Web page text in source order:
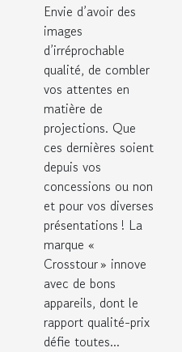
Envie d’avoir des
images
d’irréprochable
qualité, de combler
vos attentes en
matière de
projections. Que
ces dernières soient
depuis vos
concessions ou non
et pour vos diverses
présentations ! La
marque «
Crosstour » innove
avec de bons
appareils, dont le
rapport qualité-prix
défie toutes...